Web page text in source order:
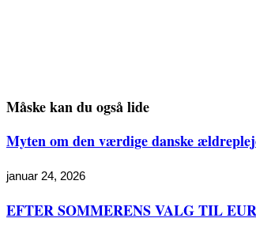
Måske kan du også lide
Myten om den værdige danske
januar 24, 2026
EFTER SOMMERENS VALG TIL